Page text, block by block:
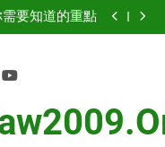
要知道的重點
訊與注意事項
篇一次說清楚
要知道的重點